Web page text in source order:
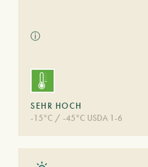
ⓘ
SEHR HOCH
-15°C / -45°C USDA 1-6